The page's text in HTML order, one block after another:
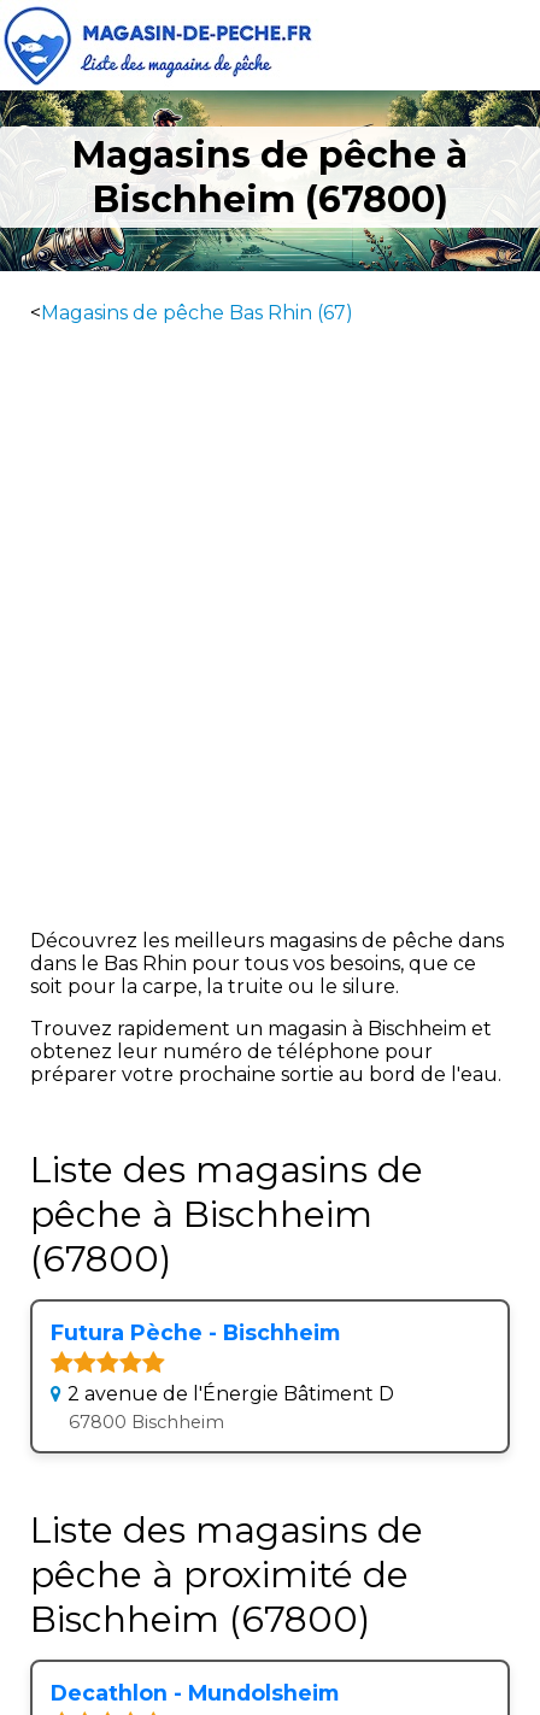
Magasins de pêche à
Bischheim (67800)
<Magasins de pêche Bas Rhin (67)
Découvrez les meilleurs magasins de pêche dans
dans le Bas Rhin pour tous vos besoins, que ce
soit pour la carpe, la truite ou le silure.
Trouvez rapidement un magasin à Bischheim et
obtenez leur numéro de téléphone pour
préparer votre prochaine sortie au bord de l'eau.
Liste des magasins de
pêche à Bischheim
(67800)
Futura Pèche - Bischheim
2 avenue de l'Énergie Bâtiment D
67800 Bischheim
Liste des magasins de
pêche à proximité de
Bischheim (67800)
Decathlon - Mundolsheim